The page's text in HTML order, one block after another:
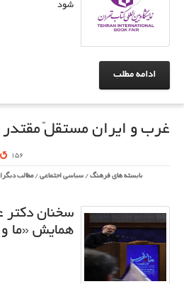
شود
ادامه مطلب
غرب و ایران مستقلّ مقتدر
156
بایسته های فرهنگ / سیاسی اجتماعی /مطالب
سخنان دکتر
همایش «ما